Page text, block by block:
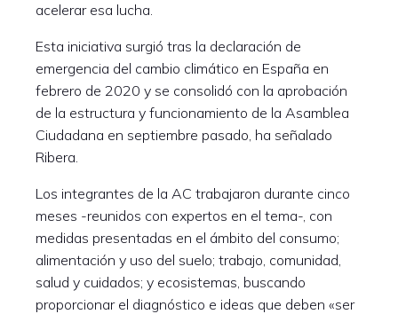
acelerar esa lucha.
Esta iniciativa surgió tras la declaración de
emergencia del cambio climático en España en
febrero de 2020 y se consolidó con la aprobación
de la estructura y funcionamiento de la Asamblea
Ciudadana en septiembre pasado, ha señalado
Ribera.
Los integrantes de la AC trabajaron durante cinco
meses -reunidos con expertos en el tema-, con
medidas presentadas en el ámbito del consumo;
alimentación y uso del suelo; trabajo, comunidad,
salud y cuidados; y ecosistemas, buscando
proporcionar el diagnóstico e ideas que deben «ser